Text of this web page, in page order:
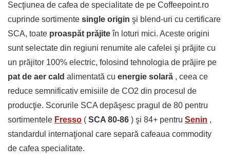
Secţiunea de cafea de specialitate de pe Coffeepoint.ro
cuprinde sortimente single origin şi blend-uri cu certificare
SCA, toate proaspăt prăjiteîn loturi mici. Aceste origini
sunt selectate din regiuni renumite ale cafelei şi prăjite cu
un prăjitor 100% electric, folosind tehnologia de prăjire pe
pat de aer cald alimentată cu energie solară , ceea ce
reduce semnificativ emisiile de CO2 din procesul de
producţie. Scorurile SCA depăşesc pragul de 80 pentru
sortimentele Fresso ( SCA 80-86 ) şi 84+ pentru Senin ,
standardul internaţional care separă cafeaua commodity
de cafea specialitate.